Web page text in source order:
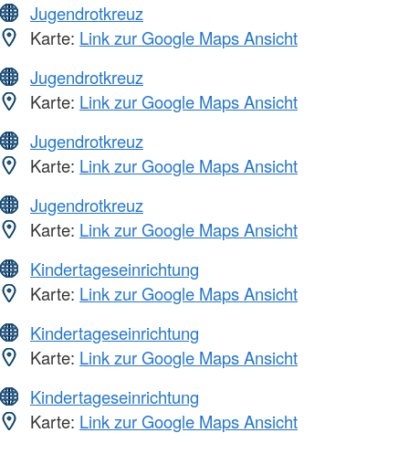
Jugendrotkreuz
Karte: Link zur Google Maps Ansicht
Jugendrotkreuz
Karte: Link zur Google Maps Ansicht
Jugendrotkreuz
Karte: Link zur Google Maps Ansicht
Jugendrotkreuz
Karte: Link zur Google Maps Ansicht
Kindertageseinrichtung
Karte: Link zur Google Maps Ansicht
Kindertageseinrichtung
Karte: Link zur Google Maps Ansicht
Kindertageseinrichtung
Karte: Link zur Google Maps Ansicht